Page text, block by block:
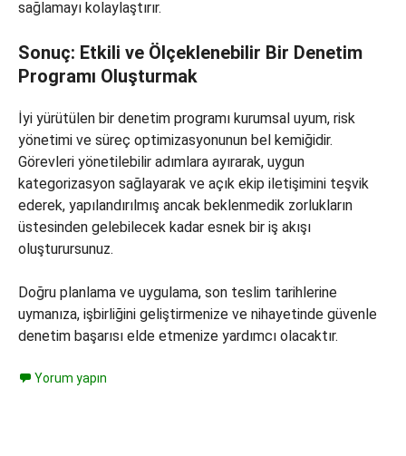
sağlamayı kolaylaştırır.
Sonuç: Etkili ve Ölçeklenebilir Bir Denetim
Programı Oluşturmak
İyi yürütülen bir denetim programı kurumsal uyum, risk
yönetimi ve süreç optimizasyonunun bel kemiğidir.
Görevleri yönetilebilir adımlara ayırarak, uygun
kategorizasyon sağlayarak ve açık ekip iletişimini teşvik
ederek, yapılandırılmış ancak beklenmedik zorlukların
üstesinden gelebilecek kadar esnek bir iş akışı
oluşturursunuz.
Doğru planlama ve uygulama, son teslim tarihlerine
uymanıza, işbirliğini geliştirmenize ve nihayetinde güvenle
denetim başarısı elde etmenize yardımcı olacaktır.
Yorum yapın